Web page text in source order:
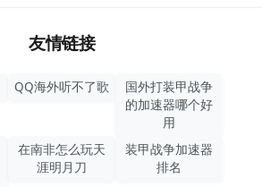
友情链接
QQ海外听不了歌
国外打装甲战争
的加速器哪个好
用
在南非怎么玩天
涯明月刀
装甲战争加速器
排名